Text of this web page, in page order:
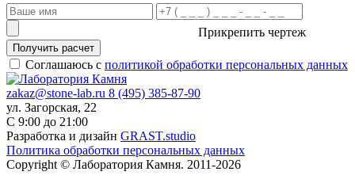
Прикрепить чертеж
Получить расчет
Соглашаюсь с политикой обработки персональных данных
zakaz@stone-lab.ru 8 (495) 385-87-90
ул. Загорская, 22
С 9:00 до 21:00
Разработка и дизайн GRAST.studio
Политика обработки персональных данных
Copyright © Лаборатория Камня. 2011-2026